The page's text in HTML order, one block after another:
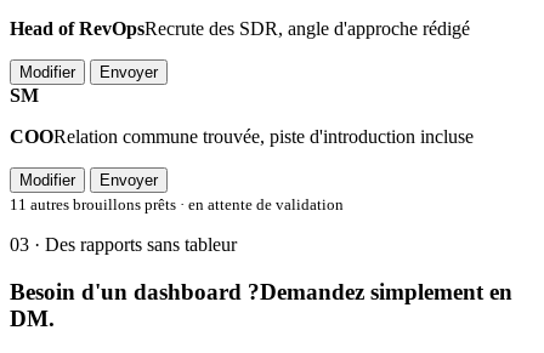
Head of RevOpsRecrute des SDR, angle d'approche rédigé
Modifier Envoyer
SM
COORelation commune trouvée, piste d'introduction incluse
Modifier
Envoyer
11 autres brouillons prêts · en attente de validation
03 · Des rapports sans tableur
Besoin d'un dashboard ?Demandez simplement en
DM.